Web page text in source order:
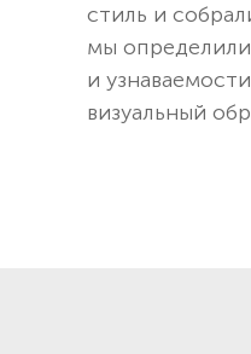
стиль и
мы
и
визуальный